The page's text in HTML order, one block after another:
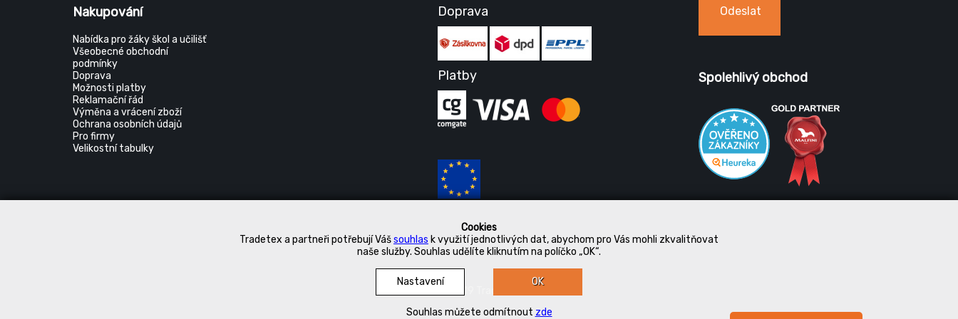
Cookies
Tradetex a partneři potřebují Vášsouhlas k využití jednotlivých dat, abychom pro Vás mohli zkvalitňovat
naše služby. Souhlas udělíte kliknutím na políčko „OK“.
Nastavení OK
Souhlas můžete odmítnout zde
Nakupování
Nabídka pro žáky škol a učilišť
Všeobecné obchodní
podmínky
Doprava
Možnosti platby
Reklamační řád
Výměna a vrácení zboží
Ochrana osobních údajů
Pro firmy
Velikostní tabulky
Doprava
Platby
Odeslat
Spolehlivý obchod